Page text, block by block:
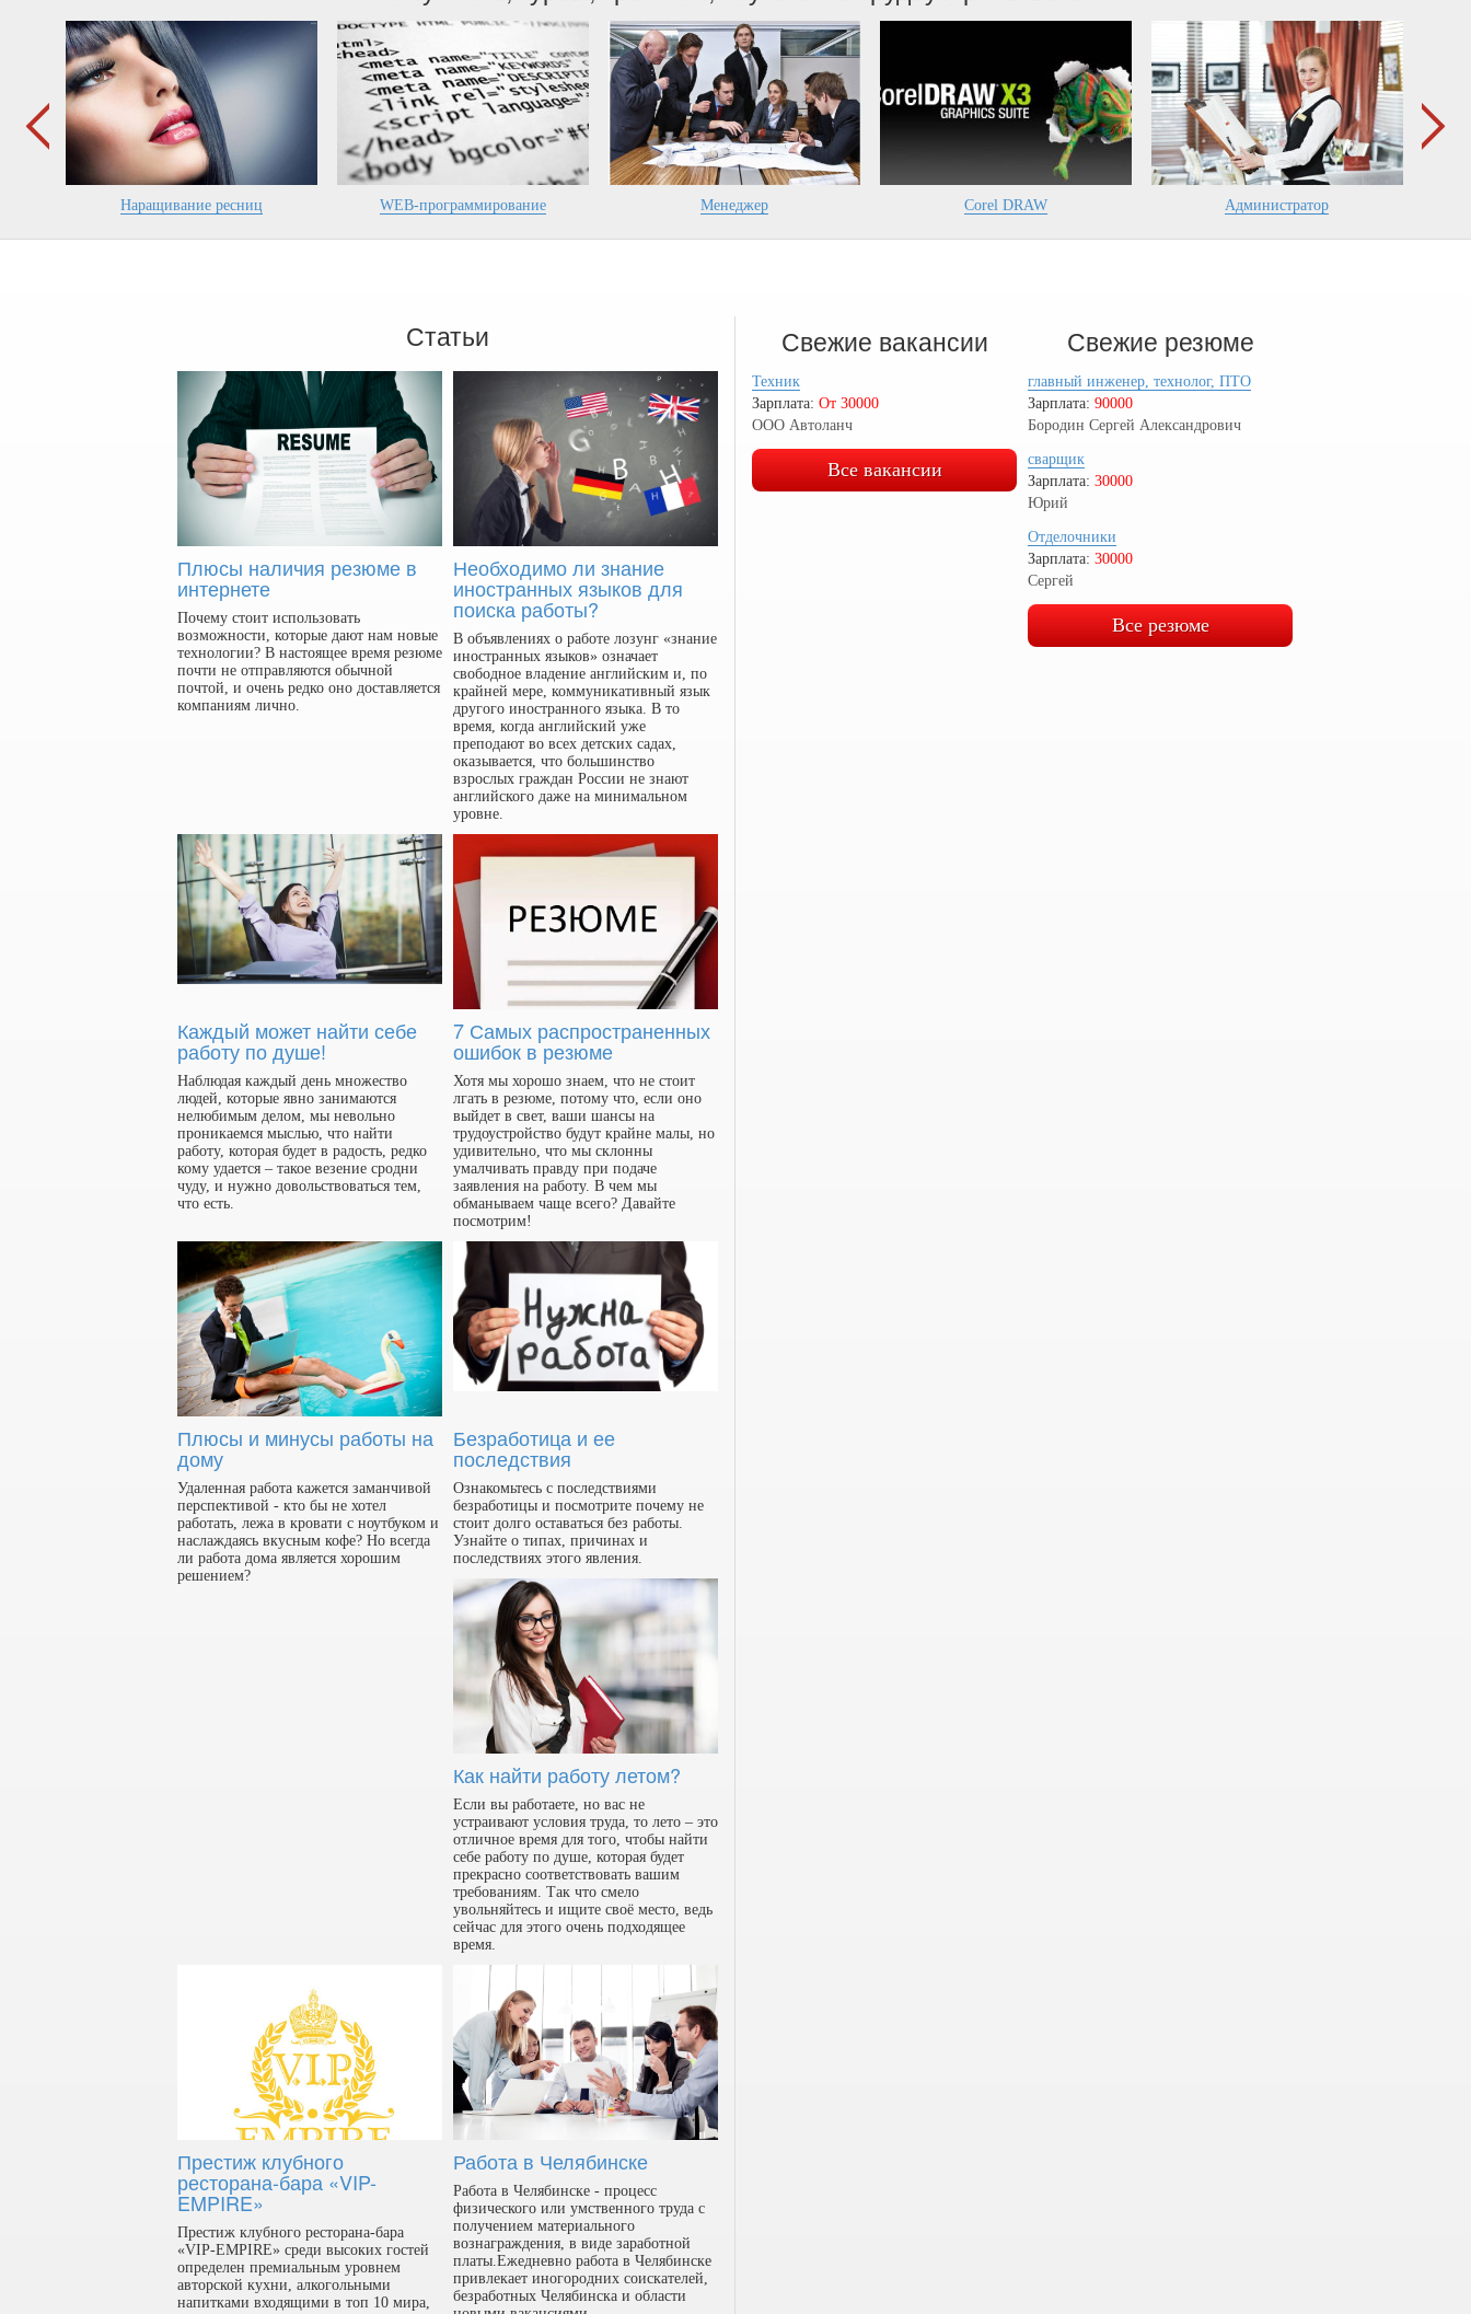
Наращивание ресниц WEB-программирование Менеджер Corel DRAW Администратор
Статьи
Плюсы наличия резюме в
интернете
Почему стоит использовать
возможности, которые дают нам новые
технологии? В настоящее время резюме
почти не отправляются обычной
почтой, и очень редко оно доставляется
компаниям лично.
Необходимо ли знание
иностранных языков для
поиска работы?
В объявлениях о работе лозунг «знание
иностранных языков» означает
свободное владение английским и, по
крайней мере, коммуникативный язык
другого иностранного языка. В то
время, когда английский уже
преподают во всех детских садах,
оказывается, что большинство
взрослых граждан России не знают
английского даже на минимальном
уровне.
Каждый может найти себе
работу по душе!
Наблюдая каждый день множество
людей, которые явно занимаются
нелюбимым делом, мы невольно
проникаемся мыслью, что найти
работу, которая будет в радость, редко
кому удается – такое везение сродни
чуду, и нужно довольствоваться тем,
что есть.
7 Самых распространенных
ошибок в резюме
Хотя мы хорошо знаем, что не стоит
лгать в резюме, потому что, если оно
выйдет в свет, ваши шансы на
трудоустройство будут крайне малы, но
удивительно, что мы склонны
умалчивать правду при подаче
заявления на работу. В чем мы
обманываем чаще всего? Давайте
посмотрим!
Плюсы и минусы работы на
дому
Удаленная работа кажется заманчивой
перспективой - кто бы не хотел
работать, лежа в кровати с ноутбуком и
наслаждаясь вкусным кофе? Но всегда
ли работа дома является хорошим
решением?
Безработица и ее
последствия
Ознакомьтесь с последствиями
безработицы и посмотрите почему не
стоит долго оставаться без работы.
Узнайте о типах, причинах и
последствиях этого явления.
Как найти работу летом?
Если вы работаете, но вас не
устраивают условия труда, то лето – это
отличное время для того, чтобы найти
себе работу по душе, которая будет
прекрасно соответствовать вашим
требованиям. Так что смело
увольняйтесь и ищите своё место, ведь
сейчас для этого очень подходящее
время.
Престиж клубного
ресторана-бара «VIP-
EMPIRE»
Престиж клубного ресторана-бара
«VIP-EMPIRE» среди высоких гостей
определен премиальным уровнем
авторской кухни, алкогольными
напитками входящими в топ 10 мира,
Работа в Челябинске
Работа в Челябинске - процесс
физического или умственного труда с
получением материального
вознаграждения, в виде заработной
платы.Ежедневно работа в Челябинске
привлекает иногородних соискателей,
безработных Челябинска и области
Свежие вакансии
Техник
Зарплата: От 30000
ООО Автоланч
Все вакансии
Свежие резюме
главный инженер, технолог, ПТО
Зарплата: 90000
Бородин Сергей Александрович
сварщик
Зарплата: 30000
Юрий
Отделочники
Зарплата: 30000
Сергей
Все резюме